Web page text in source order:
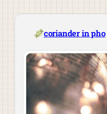
Skip
content
coriander in pho